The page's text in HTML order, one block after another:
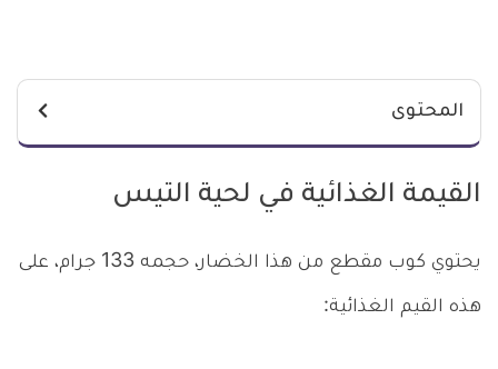
المحتوى
القيمة الغذائية في لحية التيس
يحتوي كوب مقطع من هذا الخضار، حجمه 133 جرام، على
هذه القيم الغذائية: